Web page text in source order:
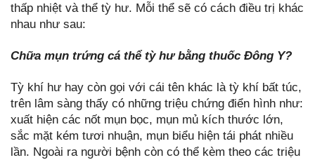
thấp nhiệt và thể tỳ hư. Mỗi thể sẽ có cách điều trị khác
nhau như sau:
Chữa mụn trứng cá thể tỳ hư bằng thuốc Đông Y?
Tỳ khí hư hay còn gọi với cái tên khác là tỳ khí bất túc,
trên lâm sàng thấy có những triệu chứng điển hình như:
xuất hiện các nốt mụn bọc, mụn mủ kích thước lớn,
sắc mặt kém tươi nhuận, mụn biểu hiện tái phát nhiều
lần. Ngoài ra người bệnh còn có thể kèm theo các triệu